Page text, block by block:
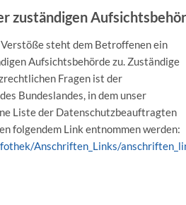
zuständigen
steht dem Betroffenen ein
Aufsichtsbehörde zu. Zuständige
Fragen ist der
Bundeslandes, in dem unser
Liste der Datenschutzbeauftragten
folgendem Link entnommen werden:
Anschriften_Links/